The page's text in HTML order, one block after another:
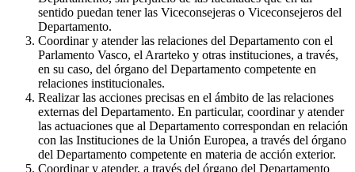
sentido puedan tener las Viceconsejeras o Viceconsejeros del
Departamento.
Coordinar y atender las relaciones del Departamento con el
Parlamento Vasco, el Ararteko y otras instituciones, a través,
en su caso, del órgano del Departamento competente en
relaciones institucionales.
Realizar las acciones precisas en el ámbito de las relaciones
externas del Departamento. En particular, coordinar y atender
las actuaciones que al Departamento correspondan en relación
con las Instituciones de la Unión Europea, a través del órgano
del Departamento competente en materia de acción exterior.
Coordinar y atender, a través del órgano del Departamento